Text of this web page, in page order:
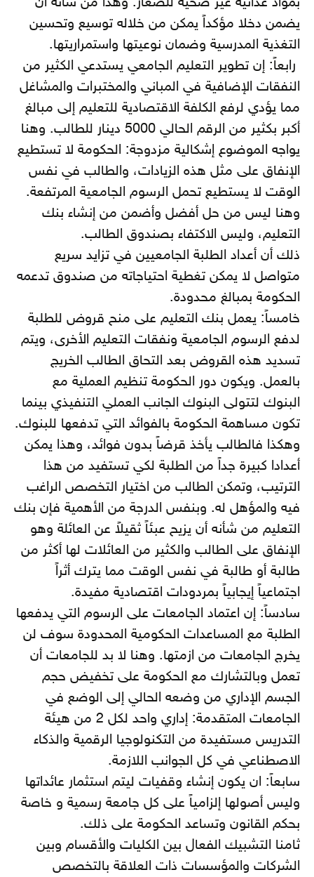
يضمن دخلا مؤكداً يمكن من خلاله توسيع وتحسين
التغذية المدرسية وضمان نوعيتها واستمراريتها.
رابعاً: إن تطوير التعليم الجامعي يستدعي الكثير من
النفقات الإضافية في المباني والمختبرات والمشاغل
مما يؤدي لرفع الكلفة الاقتصادية للتعليم إلى مبالغ
أكبر بكثير من الرقم الحالي 5000 دينار للطالب. وهنا
يواجه الموضوع إشكالية مزدوجة: الحكومة لا تستطيع
الإنفاق على مثل هذه الزيادات، والطالب في نفس
الوقت لا يستطيع تحمل الرسوم الجامعية المرتفعة.
وهنا ليس من حل أفضل وأضمن من إنشاء بنك
التعليم، وليس الاكتفاء بصندوق الطالب.
ذلك أن أعداد الطلبة الجامعيين في تزايد سريع
متواصل لا يمكن تغطية احتياجاته من صندوق تدعمه
الحكومة بمبالغ محدودة.
خامساً: يعمل بنك التعليم على منح قروض للطلبة
لدفع الرسوم الجامعية ونفقات التعليم الأخرى، ويتم
تسديد هذه القروض بعد التحاق الطالب الخريج
بالعمل. ويكون دور الحكومة تنظيم العملية مع
البنوك لتتولى البنوك الجانب العملي التنفيذي بينما
تكون مساهمة الحكومة بالفوائد التي تدفعها للبنوك.
وهكذا فالطالب يأخذ قرضاً بدون فوائد، وهذا يمكن
أعدادا كبيرة جداً من الطلبة لكي تستفيد من هذا
الترتيب، وتمكن الطالب من اختيار التخصص الراغب
فيه والمؤهل له. وبنفس الدرجة من الأهمية فإن بنك
التعليم من شأنه أن يزيح عبئاً ثقيلاً عن العائلة وهو
الإنفاق على الطالب والكثير من العائلات لها أكثر من
طالبة أو طالبة في نفس الوقت مما يترك أثراً
اجتماعياً إيجابياً بمردودات اقتصادية مفيدة.
سادساً: إن اعتماد الجامعات على الرسوم التي يدفعها
الطلبة مع المساعدات الحكومية المحدودة سوف لن
يخرج الجامعات من ازمتها. وهنا لا بد للجامعات أن
تعمل وبالتشارك مع الحكومة على تخفيض حجم
الجسم الإداري من وضعه الحالي إلى الوضع في
الجامعات المتقدمة: إداري واحد لكل 2 من هيئة
التدريس مستفيدة من التكنولوجيا الرقمية والذكاء
الاصطناعي في كل الجوانب اللازمة.
سابعاً: ان يكون إنشاء وقفيات ليتم استثمار عائداتها
وليس أصولها إلزامياً على كل جامعة رسمية و خاصة
بحكم القانون وتساعد الحكومة على ذلك.
ثامنا التشبيك الفعال بين الكليات والأقسام وبين
الشركات والمؤسسات ذات العلاقة بالتخصص